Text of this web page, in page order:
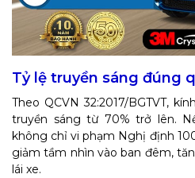
Tỷ lệ truyền sáng đúng
Theo QCVN 32:2017/BGTVT,
truyền sáng từ 70% trở lên.
không chỉ vi phạm Nghị định
giảm tầm nhìn vào ban đêm,
lái xe.